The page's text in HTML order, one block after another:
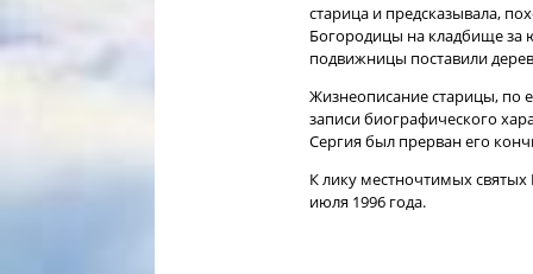
старица и предсказывала,
Богородицы на кладбище за
подвижницы поставили
Жизнеописание старицы, по
записи биографического
Сергия был прерван его
К лику местночтимых
июля 1996 года.